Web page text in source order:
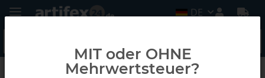
DE
MIT oder OHNE
Mehrwertsteuer?